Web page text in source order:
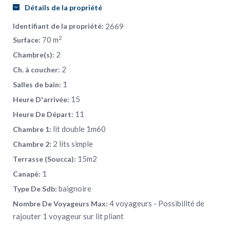
La vieille Ville: 10-12 minutes de marche
Shouk Mahanee Yehouda: 3 minutes à pieds
Détails de la propriété
Identifiant de la propriété: 2669
Surface: 70 m2
Chambre(s): 2
Ch. à coucher: 2
Salles de bain: 1
Heure D'arrivée: 15
Heure De Départ: 11
Chambre 1: lit double 1m60
Chambre 2: 2 lits simple
Terrasse (Soucca): 15m2
Canapé: 1
Type De Sdb: baignoire
Nombre De Voyageurs Max: 4 voyageurs - Possibilité de
rajouter 1 voyageur sur lit pliant